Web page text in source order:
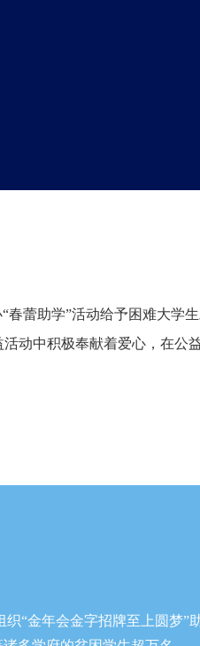
蕾助学”活动给予困难大学生
动中积极奉献着爱心，在公
“金年会金字招牌至上圆梦”